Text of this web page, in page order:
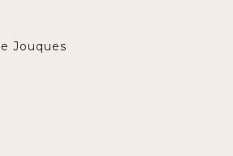
Jouques